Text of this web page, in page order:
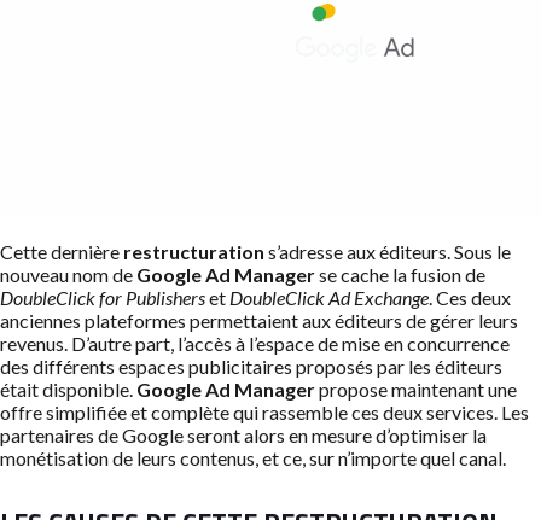
Cette dernière restructuration s’adresse aux éditeurs. Sous le
nouveau nom de Google Ad Managerse cache la fusion de
DoubleClick for Publisherset DoubleClick Ad Exchange . Ces deux
anciennes plateformes permettaient aux éditeurs de gérer leurs
revenus. D’autre part, l’accès à l’espace de mise en concurrence
des différents espaces publicitaires proposés par les éditeurs
était disponible. Google Ad Managerpropose maintenant une
offre simplifiée et complète qui rassemble ces deux services. Les
partenaires de Google seront alors en mesure d’optimiser la
monétisation de leurs contenus, et ce, sur n’importe quel canal.